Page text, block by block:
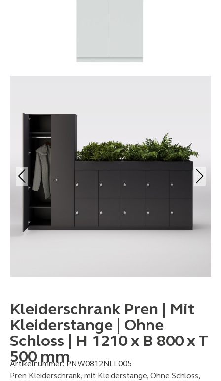
Kleiderschrank Pren | Mit
Kleiderstange | Ohne
Schloss | H 1210 x B 800 x T
500 mm
Artikelnummer: PNW0812NLL005
Pren Kleiderschrank, mit Kleiderstange, Ohne Schloss,